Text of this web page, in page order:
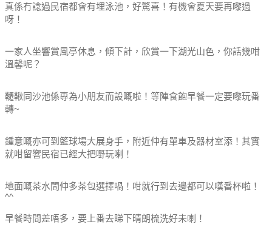
真係冇諗過民宿都會有埋泳池，好驚喜！有機會夏天要再嚟過
呀！
一家人坐響賞風亭休息，傾下計，欣賞一下湖光山色，你話幾咁
溫馨呢？
韆鞦同沙池係專為小朋友而設嘅啦！等陣食飽早餐一定要嚟玩番
轉~
鍾意嘅亦可到籃球場大展身手，附近仲有單車及器材室添！其實
就咁留響民宿已經大把嘢玩喇！
地面嘅茶水間仲多茶包選擇喎！咁就行到去邊都可以嘆番杯啦！
^^
早餐時間差唔多，要上番去睇下晴朗梳洗好未喇！